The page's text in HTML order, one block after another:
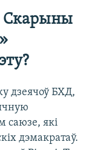
Скарыны
дзеячоў БХД,
саюзе, які
дэмакратаў.